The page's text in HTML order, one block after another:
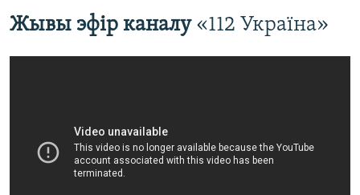
Жывы эфір каналу «112 Україна» ​